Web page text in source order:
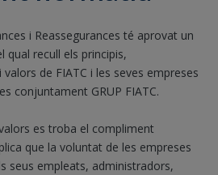
i Reassegurances té aprovat un
qual recull els principis,
de FIATC i les seves empreses
conjuntament GRUP FIATC.
es troba el compliment
que la voluntat de les empreses
seus empleats, administradors,